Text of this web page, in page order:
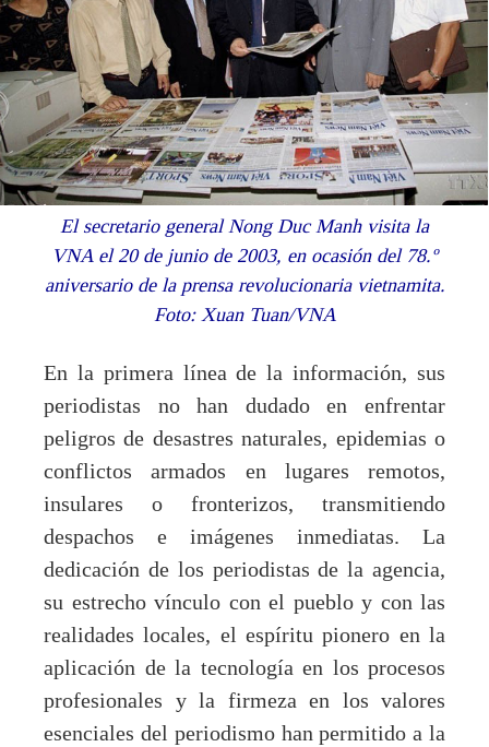
El secretario general Nong Duc Manh visita la
VNA el 20 de junio de 2003, en ocasión del 78.º
aniversario de la prensa revolucionaria vietnamita.
Foto: Xuan Tuan/VNA
En la primera línea de la información, sus
periodistas no han dudado en enfrentar
peligros de desastres naturales, epidemias o
conflictos armados en lugares remotos,
insulares o fronterizos, transmitiendo
despachos e imágenes inmediatas. La
dedicación de los periodistas de la agencia,
su estrecho vínculo con el pueblo y con las
realidades locales, el espíritu pionero en la
aplicación de la tecnología en los procesos
profesionales y la firmeza en los valores
esenciales del periodismo han permitido a la